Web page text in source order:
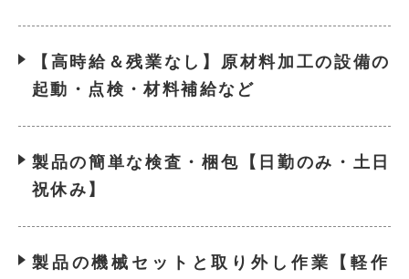
【高時給＆残業なし】原材料加工の設備の
起動・点検・材料補給など
製品の簡単な検査・梱包【日勤のみ・土日
祝休み】
製品の機械セットと取り外し作業【軽作